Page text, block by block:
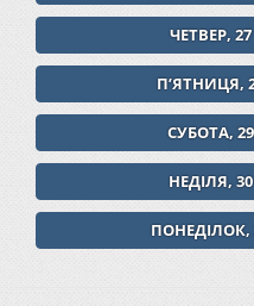
ЧЕТВЕР,
ПʼЯТНИЦЯ,
СУБОТА,
НЕДІЛЯ,
ПОНЕДІЛОК,